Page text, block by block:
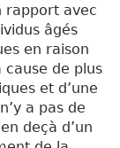
rapport avec
âgés
en raison
cause de plus
et d’une
a pas de
deçà d’un